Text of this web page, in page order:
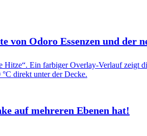
Odoro Essenzen und der
auf mehreren Ebenen hat!